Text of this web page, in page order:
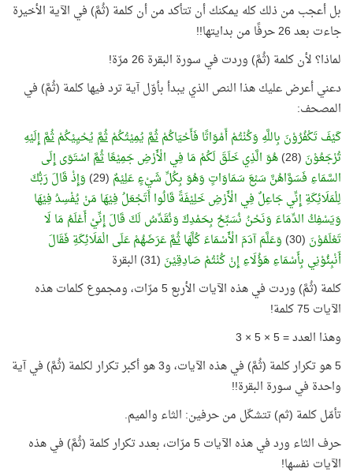
بل أعجب من ذلك كله يمكنك أن تتأكد من أن كلمة (ثُمَّ) في الآية الأخيرة
جاءت بعد 26 حرفًا من بدايتها!!
لماذا؟ لأن كلمة (ثُمَّ) وردت في سورة البقرة 26 مرّة!
دعني أعرض عليك هذا النص الذي يبدأ بأوّل آية ترد فيها كلمة (ثُمَّ) في
المصحف:
كَيْفَ تَكْفُرُوْنَ بِاللَّهِ وَكُنْتُمْ أَمْوَاتًا فَأَحْيَاكُمْثُمَّ يُمِيْتُكُمْثُمَّ يُحْيِيْكُمْثُمَّإِلَيْهِ
تُرْجَعُوْنَ (28) هُوَ الَّذِي خَلَقَ لَكُمْ مَا فِي الْأَرْضِ جَمِيْعًاثُمَّ اسْتَوَى إِلَى
السَّمَاءِ فَسَوَّاهُنَّ سَبْعَ سَمَاوَاتٍ وَهُوَ بِكُلِّ شَيْءٍ عَلِيْمٌ (29)
وَإِذْ قَالَ رَبُّكَ
لِلْمَلَائِكَةِ إِنِّي جَاعِلٌ فِي الْأَرْضِ خَلِيْفَةً قَالُوا أَتَجْعَلُ فِيْهَا مَنْ يُفْسِدُ فِيْهَا
وَيَسْفِكُ الدِّمَاءَ وَنَحْنُ نُسَبِّحُ بِحَمْدِكَ وَنُقَدِّسُ لَكَ قَالَ إِنِّيْ أَعْلَمُ مَا لَا
تَعْلَمُوْنَ (30) وَعَلَّمَ آدَمَ الْأَسْمَاءَ كُلَّهَاثُمَّعَرَضَهُمْ عَلَى الْمَلَائِكَةِ فَقَالَ
أَنْبِئُوْنِي بِأَسْمَاءِ هَؤُلَاءِ إِنْ كُنْتُمْ صَادِقِيْنَ (31) البقرة
كلمة (ثُمَّ) وردت في هذه الآيات الأربع 5 مرّات، ومجموع كلمات هذه
الآيات 75 كلمة!
وهذا العدد = 5 × 5 × 3
5 هو تكرار كلمة (ثُمَّ) في هذه الآيات، و3 هو أكبر تكرار لكلمة (ثُمَّ) في آية
واحدة في سورة البقرة!!
تأمّل كلمة (ثم) تتشكّل من حرفين: الثاء والميم.
حرف الثاء ورد في هذه الآيات 5 مرّات، بعدد تكرار كلمة (ثُمَّ) في هذه
الآيات نفسها!